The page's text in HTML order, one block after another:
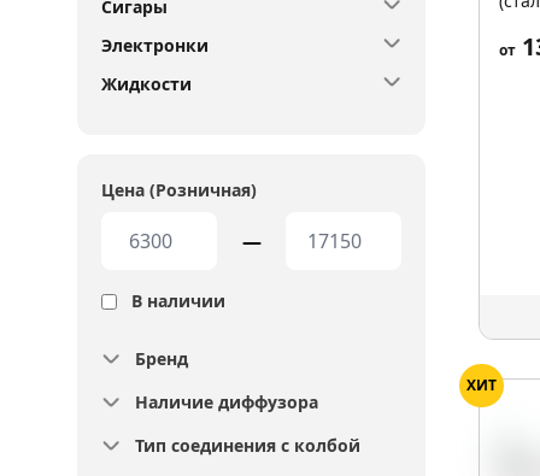
Сигары
Электронки
Жидкости
Цена (Розничная)
—
В наличии
Бренд
Наличие диффузора
Тип соединения с колбой
от
ХИТ